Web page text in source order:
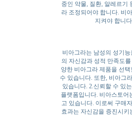
중인 약물, 질환, 알레르기
라 조정되어야 합니다. 비
지켜야 합니
비아그라는 남성의 성기
의 자신감과 성적 만족도
양한 비아그라 제품을 선
수 있습니다. 또한, 비아그
있습니다. 2.신뢰할 수 있
플랫폼입니다. 비아스토어
고 있습니다. 이로써 구매
효과는 자신감을 증진시